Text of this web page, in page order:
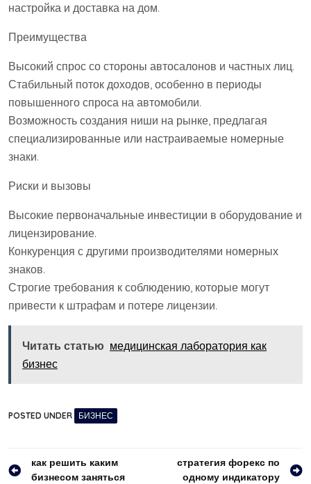
настройка и доставка на дом.
Преимущества
Высокий спрос со стороны автосалонов и частных лиц.
Стабильный поток доходов, особенно в периоды
повышенного спроса на автомобили.
Возможность создания ниши на рынке, предлагая
специализированные или настраиваемые номерные
знаки.
Риски и вызовы
Высокие первоначальные инвестиции в оборудование и
лицензирование.
Конкуренция с другими производителями номерных
знаков.
Строгие требования к соблюдению, которые могут
привести к штрафам и потере лицензии.
Читать статью медицинская лаборатория как
бизнес
POSTED UNDER БИЗНЕС
Навигация
как решить каким
бизнесом заняться
стратегия форекс по
одному индикатору